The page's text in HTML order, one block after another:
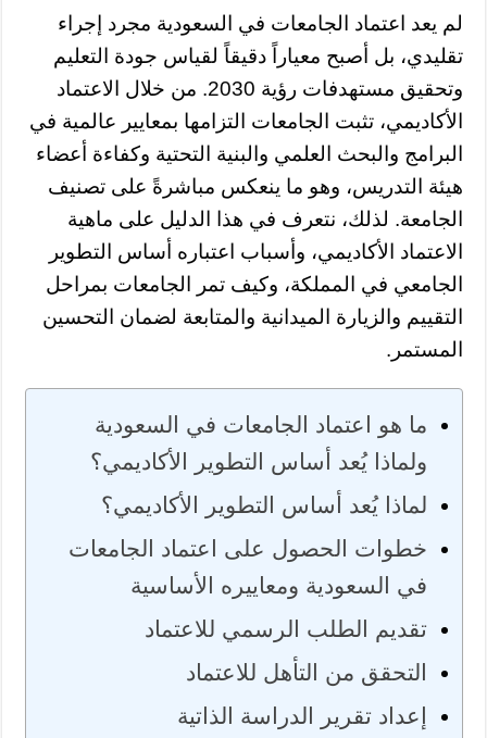
لم يعد اعتماد الجامعات في السعودية مجرد إجراء
تقليدي، بل أصبح معياراً دقيقاً لقياس جودة التعليم
وتحقيق مستهدفات رؤية 2030. من خلال الاعتماد
الأكاديمي، تثبت الجامعات التزامها بمعايير عالمية في
البرامج والبحث العلمي والبنية التحتية وكفاءة أعضاء
هيئة التدريس، وهو ما ينعكس مباشرةً على تصنيف
الجامعة. لذلك، نتعرف في هذا الدليل على ماهية
الاعتماد الأكاديمي، وأسباب اعتباره أساس التطوير
الجامعي في المملكة، وكيف تمر الجامعات بمراحل
التقييم والزيارة الميدانية والمتابعة لضمان التحسين
المستمر.
ما هو اعتماد الجامعات في السعودية
ولماذا يُعد أساس التطوير الأكاديمي؟
لماذا يُعد أساس التطوير الأكاديمي؟
خطوات الحصول على اعتماد الجامعات
في السعودية ومعاييره الأساسية
تقديم الطلب الرسمي للاعتماد
التحقق من التأهل للاعتماد
إعداد تقرير الدراسة الذاتية